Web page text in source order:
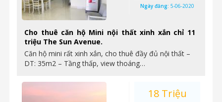
Cho thuê căn hộ Mini nội thất xinh xắn chỉ 11
triệu The Sun Avenue.
Căn hộ mini rất xinh xắn, cho thuê đầy đủ nội thất –
DT: 35m2 – Tầng thấp, view thoáng…
Ngày đăng: 5-06-2020
18 Triệu